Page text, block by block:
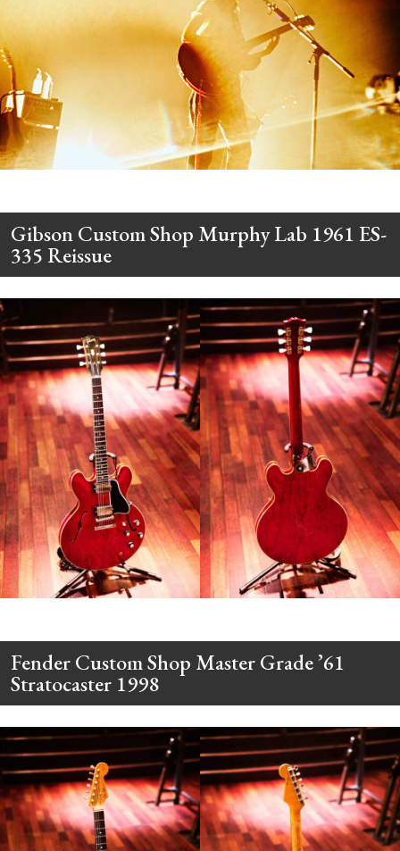
Gibson Custom Shop Murphy Lab 1961 ES-
335 Reissue
Fender Custom Shop Master Grade ’61
Stratocaster 1998